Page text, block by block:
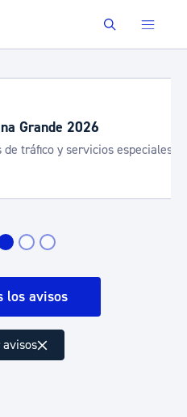
Buscar
2026
y servicios especiales
los avisos